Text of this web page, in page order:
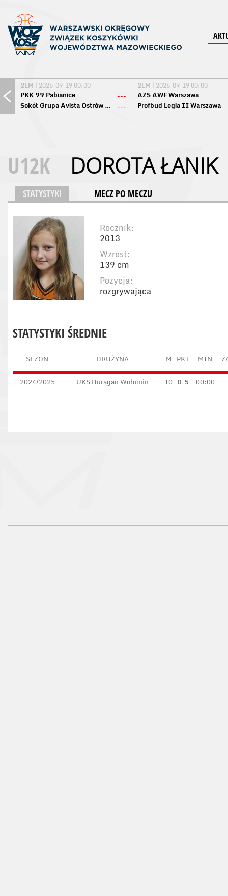
2LM | 2026-09-19 00:00
PKK 99 Pabianice
---
Sokół Grupa Avista Ostrów Maz. ---
2LM | 2026-09-19 00:00
AZS AWF Warszawa
Profbud Legia II Warszawa
U12K DOROTA ŁANIK
STATYSTYKI MECZ PO MECZU
Rocznik:
2013
Wzrost:
139 cm
Pozycja:
rozgrywająca
STATYSTYKI ŚREDNIE
SEZON DRUŻYNA M PKT MIN
2024/2025 UKS Huragan Wołomin 10 0.5 00:00